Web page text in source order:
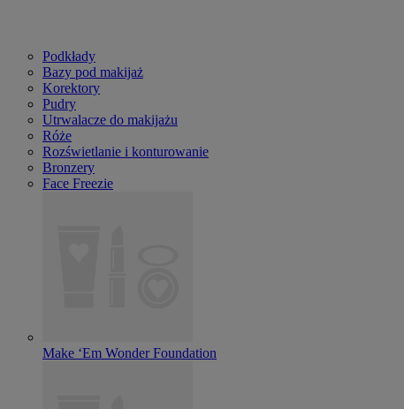
Podkłady
Bazy pod makijaż
Korektory
Pudry
Utrwalacze do makijażu
Róże
Rozświetlanie i konturowanie
Bronzery
Face Freezie
Make ‘Em Wonder Foundation